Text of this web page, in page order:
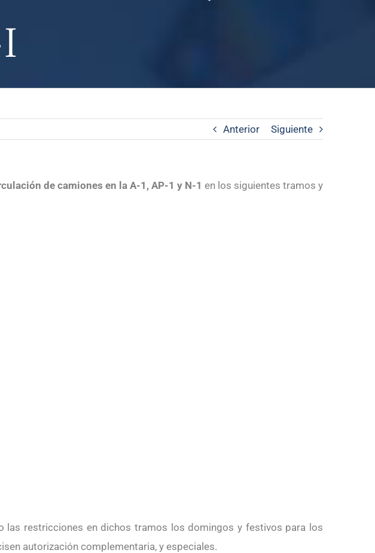
Anterior Siguiente
de camiones en la A-1, AP-1 y N-1 en los siguientes tramos y
las restricciones en dichos tramos los domingos y festivos para los
autorización complementaria, y especiales.